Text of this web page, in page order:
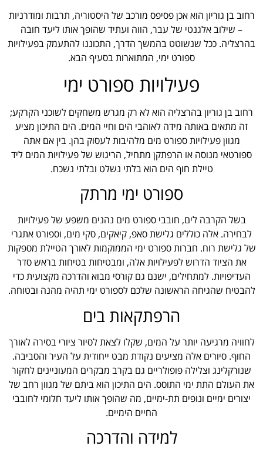
רחוב בן גוריון הוא אכן פסיפס מורכב של היסטוריה, תרבות ומודרניות
– שילוב אלגנטי של עבר, הווה ועתיד שהופך אותו ליעד חובה
בהרצליה. ככל שנשוטט בהמשך הדרך, התכוננו להתעמק בפעילויות
ספורט ימי, המתוארות בסעיף הבא.
פעילויות ספורט ימי
רחוב בן גוריון בהרצליה הוא לא רק מגרש משחקים לשוכני הקרקע;
זה מתאים באותה מידה לאוהבי הים וחיי המים. הים התיכון מציע
מגוון פעילויות ספורט מים מלהיבות לעסוק בהן. בין אם אתה
ספורטאי מנוסה או הרפתקן מתחיל, הריגוש של פעילויות המים ליד
טיילת חוף הים הוא בלתי נשלט ובלתי נשכח.
ספורט ימי מרתק
בשל הקרבה לים, חובבי ספורט מים נהנים משפע של פעילויות
לבחירה. אלה כוללים גלישת סאפ, קיאקים, סקי מים, וספורט אתגרי
של גלישת רוח. חברות ספורט ימי הממוקמות לאורך הטיילת מספקות
את הציוד הדרוש לפעילויות אלה, ומבטיחות בטיחות בראש סדר
העדיפויות. למתחילים, ישנם גם קורסי מבוא והדרכה מקצועית כדי
להבטיח שהגיחה הראשונה שלכם לספורט ימי תהיה מהנה ובטוחה.
הרפתקאות בים
לחוויה מרגיעה יותר על המים, שקלו לצאת לסיור ציורי בסירה לאורך
החוף. סיורים אלה מציעים נקודת מבט ייחודית על העיר והסביבה.
שנורקלינג וצלילה פופולריים גם בקרב מבקרים המעוניינים לחקור
את העולם התת ימי התוסס. הים התיכון הוא ביתם של מגוון רחב של
יצורים ימיים ונופים תת-ימיים, מה שהופך אותו ליעד חלומי לחובבי
החיים הימיים.
למידה והדרכה